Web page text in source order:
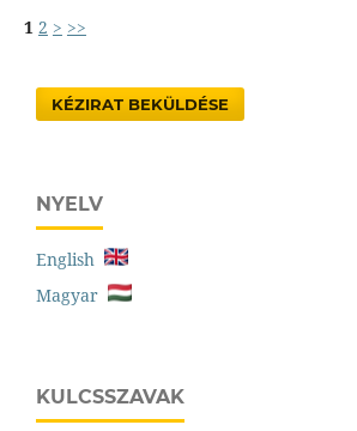
1 2 > >>
KÉZIRAT BEKÜLDÉSE
NYELV
English
Magyar
KULCSSZAVAK